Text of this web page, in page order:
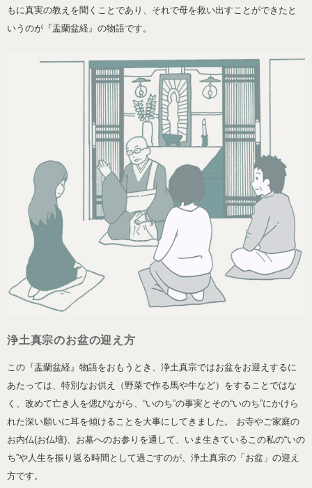
もに真実の教えを聞くことであり、それで母を救い出すことができたと
いうのが『盂蘭盆経』の物語です。
浄土真宗のお盆の迎え方
この『盂蘭盆経』物語をおもうとき、浄土真宗ではお盆をお迎えするに
あたっては、特別なお供え（野菜で作る馬や牛など）をすることではな
く、改めて亡き人を偲びながら、“いのち”の事実とその“いのち”にかけら
れた深い願いに耳を傾けることを大事にしてきました。 お寺やご家庭の
お内仏(お仏壇)、お墓へのお参りを通して、いま生きているこの私の“いの
ち”や人生を振り返る時間として過ごすのが、浄土真宗の「お盆」の迎え
方です。